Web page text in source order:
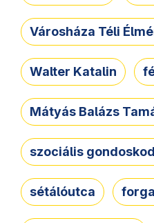
Városháza Téli
Walter Katalin
Mátyás Balázs
szociális
sétálóutca